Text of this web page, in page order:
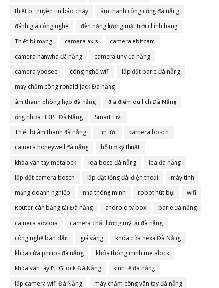
thiết bị truyền tin báo cháy
âm thanh công cộng đà nẵng
đánh giá công nghệ
đèn năng lượng mặt trời chính hãng
Thiết bị mạng
camera axis
camera ebitcam
camera hanwha đà nẵng
camera unv đà nẵng
camera yoosee
công nghệ wifi
lắp đặt barie đà nẵng
máy chấm công ronald jack Đà nẵng
âm thanh phòng họp đà nẵng
địa điểm du lịch Đà Nẵng
ống nhựa HDPE Đà Nẵng
Smart Tivi
Thiết bị âm thanh đà nẵng
Tin tức
camera bosch
camera honeywell đà nẵng
hỗ trợ kỹ thuật
khóa vân tay metalock
loa bose đà nẵng
loa đà nẵng
lắp đặt camera bosch
lắp đặt tổng đài điện thoại
máy tính
mạng doanh nghiệp
nhà thông minh robot hút bụi
wifi
Router cân bằng tải Đà nẵng
android tv box
barie đà nẵng
camera advidia
camera chất lượng mỹ tại đà nẵng
công nghệ bán dẫn
giá vàng
khóa cửa hexa Đà Nẵng
khóa cửa philips đà nẵng
khóa thông minh metalock
khóa vân tay PHGLock Đà Nẵng
kinh tế đà nẵng
lắp camera wifi Đà Nẵng
máy chấm công vân tay đà nẵng